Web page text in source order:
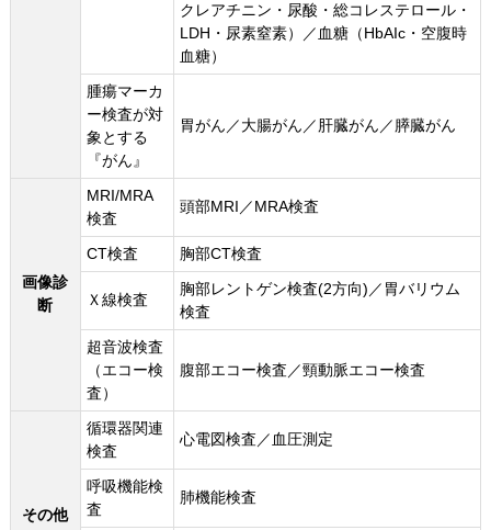
クレアチニン・尿酸・総コレステロール・
LDH・尿素窒素）／血糖（HbAIc・空腹時
血糖）
腫瘍マーカ
ー検査が対
象とする
『がん』
胃がん／大腸がん／肝臓がん／膵臓がん
画像診
断
MRI/MRA
検査
頭部MRI／MRA検査
CT検査 胸部CT検査
Ｘ線検査
胸部レントゲン検査(2方向)／胃バリウム
検査
超音波検査
（エコー検
査）
腹部エコー検査／頸動脈エコー検査
その他
循環器関連
検査
心電図検査／血圧測定
呼吸機能検
査
肺機能検査